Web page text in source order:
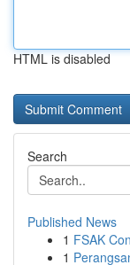
HTML is disabled
Search
Published News
1 FSAK
1